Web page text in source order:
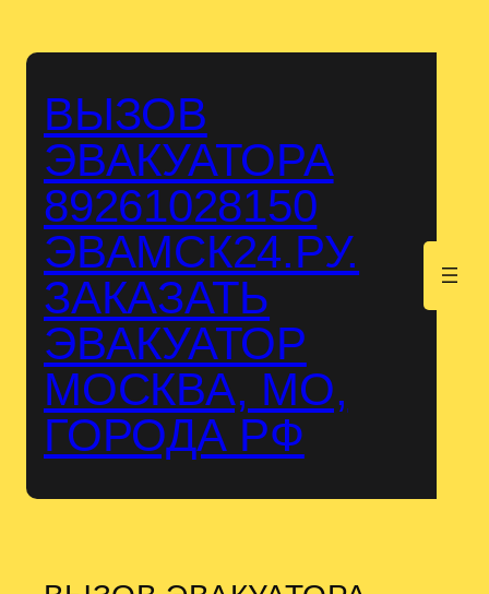
ВЫЗОВ
ЭВАКУАТОРА
89261028150
ЭВАМСК24.РУ.
ЗАКАЗАТЬ
ЭВАКУАТОР
МОСКВА, МО,
ГОРОДА РФ